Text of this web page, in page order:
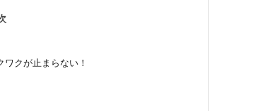
ワクが止まらない！